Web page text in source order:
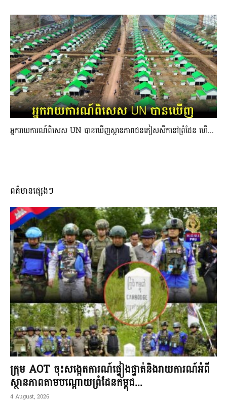
អ្នករាយការណ៍ពិសេស UN បានឃើញស្ថានភាពជនភៀសសឹកនៅព្រំដែន ហើ...
ពត៌មានផ្សេងៗ
ក្រុម AOT ចុះសង្កេតការណ៍ផ្ទៀងផ្ទាត់និងរាយការណ៍អំពី
ស្ថានភាពតាមបណ្តោយព្រំដែនកម្ពុជ...
4 August, 2026